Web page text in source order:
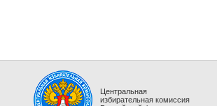
Центральная
избирательная комиссия